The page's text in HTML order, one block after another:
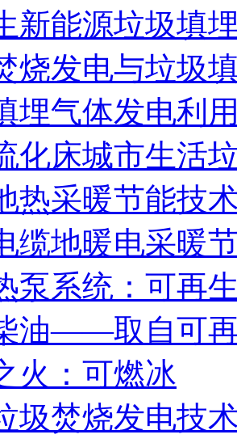
新能源垃圾填
烧发电与垃圾
埋气体发电利
化床城市生活
热采暖节能技
缆地暖电采暖
泵系统：可再
油——取自可
火：可燃冰
圾焚烧发电技